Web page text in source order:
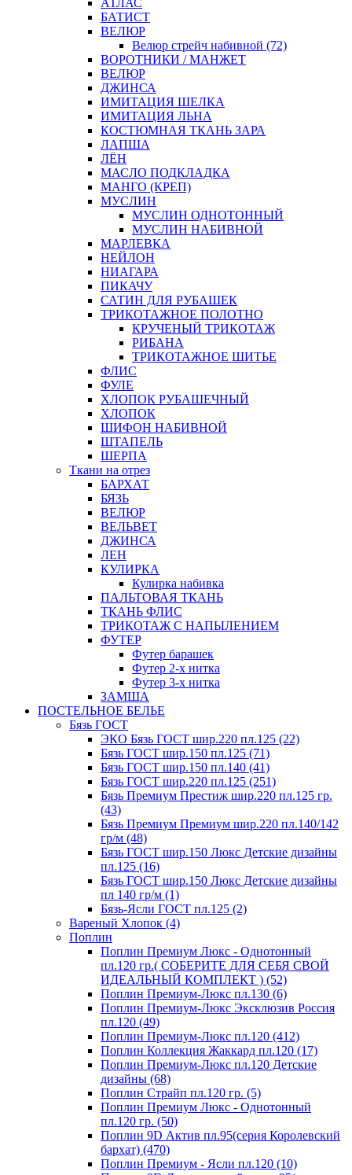
АТЛАС
БАТИСТ
ВЕЛЮР
Велюр стрейч набивной (72)
ВОРОТНИКИ / МАНЖЕТ
ВЕЛЮР
ДЖИНСА
ИМИТАЦИЯ ШЕЛКА
ИМИТАЦИЯ ЛЬНА
КОСТЮМНАЯ ТКАНЬ ЗАРА
ЛАПША
ЛЁН
МАСЛО ПОДКЛАДКА
МАНГО (КРЕП)
МУСЛИН
МУСЛИН ОДНОТОННЫЙ
МУСЛИН НАБИВНОЙ
МАРЛЕВКА
НЕЙЛОН
НИАГАРА
ПИКАЧУ
САТИН ДЛЯ РУБАШЕК
ТРИКОТАЖНОЕ ПОЛОТНО
КРУЧЕНЫЙ ТРИКОТАЖ
РИБАНА
ТРИКОТАЖНОЕ ШИТЬЕ
ФЛИС
ФУЛЕ
ХЛОПОК РУБАШЕЧНЫЙ
ХЛОПОК
ШИФОН НАБИВНОЙ
ШТАПЕЛЬ
ШЕРПА
Ткани на отрез
БАРХАТ
БЯЗЬ
ВЕЛЮР
ВЕЛЬВЕТ
ДЖИНСА
ЛЕН
КУЛИРКА
Кулирка набивка
ПАЛЬТОВАЯ ТКАНЬ
ТКАНЬ ФЛИС
ТРИКОТАЖ С НАПЫЛЕНИЕМ
ФУТЕР
Футер барашек
Футер 2-х нитка
Футер 3-х нитка
ЗАМША
ПОСТЕЛЬНОЕ БЕЛЬЕ
Бязь ГОСТ
ЭКО Бязь ГОСТ шир.220 пл.125 (22)
Бязь ГОСТ шир.150 пл.125 (71)
Бязь ГОСТ шир.150 пл.140 (41)
Бязь ГОСТ шир.220 пл.125 (251)
Бязь Премиум Престиж шир.220 пл.125 гр.
(43)
Бязь Премиум Премиум шир.220 пл.140/142
гр/м (48)
Бязь ГОСТ шир.150 Люкс Детские дизайны
пл.125 (16)
Бязь ГОСТ шир.150 Люкс Детские дизайны
пл 140 гр/м (1)
Бязь-Ясли ГОСТ пл.125 (2)
Вареный Хлопок (4)
Поплин
Поплин Премиум Люкс - Однотонный
пл.120 гр.( СОБЕРИТЕ ДЛЯ СЕБЯ СВОЙ
ИДЕАЛЬНЫЙ КОМПЛЕКТ ) (52)
Поплин Премиум-Люкс пл.130 (6)
Поплин Премиум-Люкс Эксклюзив Россия
пл.120 (49)
Поплин Премиум-Люкс пл.120 (412)
Поплин Коллекция Жаккард пл.120 (17)
Поплин Премиум-Люкс пл.120 Детские
дизайны (68)
Поплин Страйп пл.120 гр. (5)
Поплин Премиум Люкс - Однотонный
пл.120 гр. (50)
Поплин 9D Актив пл.95(серия Королевский
бархат) (470)
Поплин Премиум - Ясли пл.120 (10)